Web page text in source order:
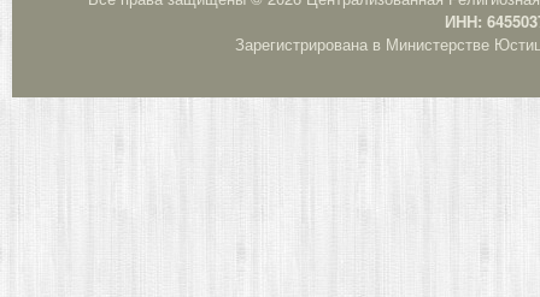
ИНН:
Зарегистрирована в Министерстве